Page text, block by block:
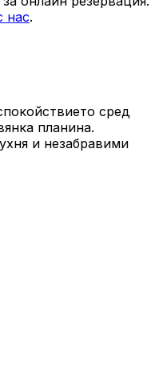
нас.
сред
планина.
и незабравими